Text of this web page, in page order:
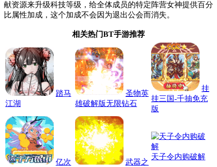
献资源来升级科技等级，给全体成员的特定阵营女神提供百分
比属性加成，这个加成不会因为退出公会而消失。
相关热门BT手游推荐
踏马
江湖
圣物英
雄破解版无限钻石
挂
挂三国-千抽免充
版
亿次
武器之
天子令内购破解